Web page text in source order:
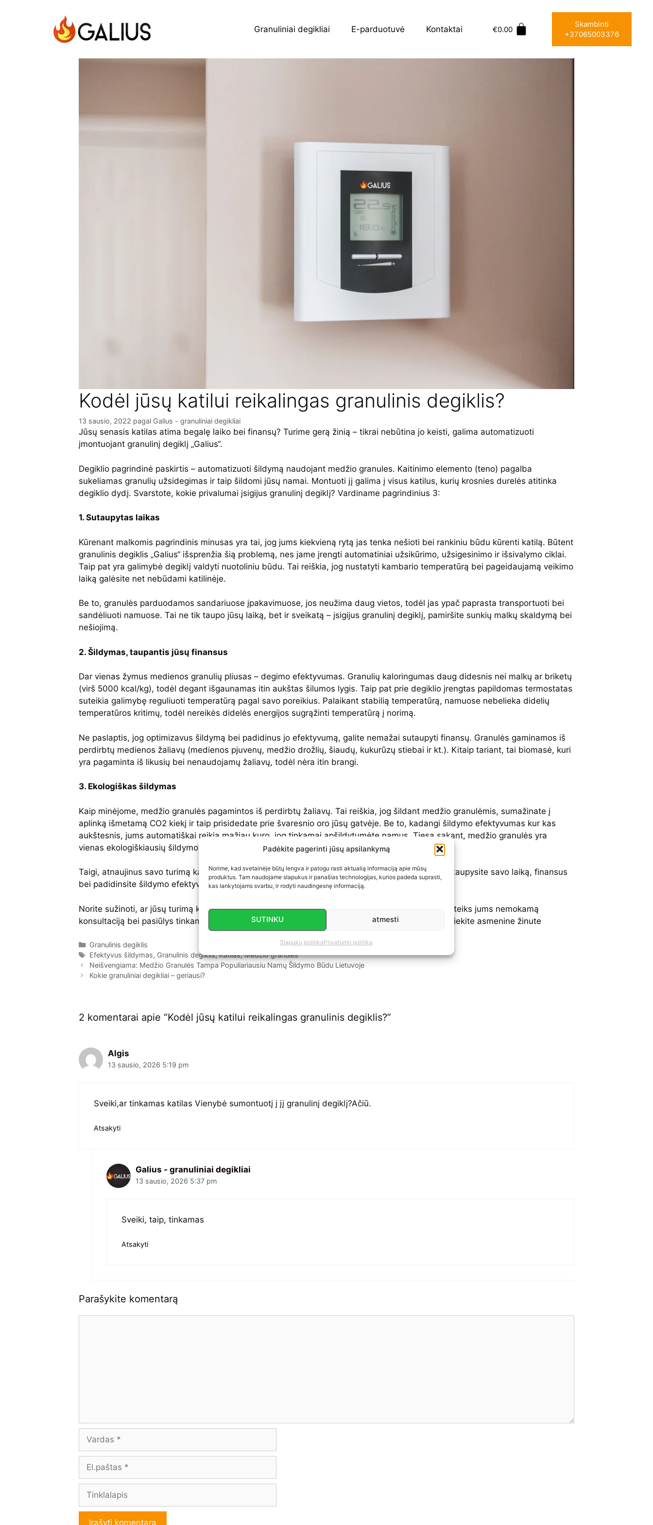
Padėkite pagerinti jūsų apsilankymą
Norime, kad svetainėje būtų lengva ir patogu rasti aktualią informaciją apie mūsų
produktus. Tam naudojame slapukus ir panašias technologijas, kurios padeda suprasti,
kas lankytojams svarbu, ir rodyti naudingesnę informaciją.
SUTINKU atmesti
Slapukų politikaPrivatumo politika
Granuliniai degikliai E-parduotuvė Kontaktai €0.00
Skambinti
+37065003376
Kodėl jūsų katilui reikalingas granulinis degiklis?
13 sausio, 2022 pagal Galius - granuliniai degikliai
Jūsų senasis katilas atima begalę laiko bei finansų? Turime gerą žinią – tikrai nebūtina jo keisti, galima automatizuoti
įmontuojant granulinį degiklį „Galius“.
Degiklio pagrindinė paskirtis – automatizuoti šildymą naudojant medžio granules. Kaitinimo elemento (teno) pagalba
sukeliamas granulių užsidegimas ir taip šildomi jūsų namai. Montuoti jį galima į visus katilus, kurių krosnies durelės atitinka
degiklio dydį. Svarstote, kokie privalumai įsigijus granulinį degiklį? Vardiname pagrindinius 3:
1. Sutaupytas laikas
Kūrenant malkomis pagrindinis minusas yra tai, jog jums kiekvieną rytą jas tenka nešioti bei rankiniu būdu kūrenti katilą. Būtent
granulinis degiklis „Galius“ išsprenžia šią problemą, nes jame įrengti automatiniai užsikūrimo, užsigesinimo ir išsivalymo ciklai.
Taip pat yra galimybė degiklį valdyti nuotoliniu būdu. Tai reiškia, jog nustatyti kambario temperatūrą bei pageidaujamą veikimo
laiką galėsite net nebūdami katilinėje.
Be to, granulės parduodamos sandariuose įpakavimuose, jos neužima daug vietos, todėl jas ypač paprasta transportuoti bei
sandėliuoti namuose. Tai ne tik taupo jūsų laiką, bet ir sveikatą – įsigijus granulinį degiklį, pamiršite sunkių malkų skaldymą bei
nešiojimą.
2. Šildymas, taupantis jūsų finansus
Dar vienas žymus medienos granulių pliusas – degimo efektyvumas. Granulių kaloringumas daug didesnis nei malkų ar briketų
(virš 5000 kcal/kg), todėl degant išgaunamas itin aukštas šilumos lygis. Taip pat prie degiklio įrengtas papildomas termostatas
suteikia galimybę reguliuoti temperatūrą pagal savo poreikius. Palaikant stabilią temperatūrą, namuose nebelieka didelių
temperatūros kritimų, todėl nereikės didelės energijos sugrąžinti temperatūrą į norimą.
Ne paslaptis, jog optimizavus šildymą bei padidinus jo efektyvumą, galite nemažai sutaupyti finansų. Granulės gaminamos iš
perdirbtų medienos žaliavų (medienos pjuvenų, medžio drožlių, šiaudų, kukurūzų stiebai ir kt.). Kitaip tariant, tai biomasė, kuri
yra pagaminta iš likusių bei nenaudojamų žaliavų, todėl nėra itin brangi.
3. Ekologiškas šildymas
Kaip minėjome, medžio granulės pagamintos iš perdirbtų žaliavų. Tai reiškia, jog šildant medžio granulėmis, sumažinate į
aplinką išmetamą CO2 kiekį ir taip prisidedate prie švaresnio oro jūsų gatvėje. Be to, kadangi šildymo efektyvumas kur kas
aukštesnis, jums automatiškai reikia mažiau kuro, jog tinkamai apšildytumėte namus. Tiesą sakant, medžio granulės yra
vienas ekologiškiausių šildymo būdų.
Taigi, atnaujinus savo turimą katilą bei įrengus granulinį degiklį, tikrai nepasigailėsite. Jūs ne tik taupysite savo laiką, finansus
bei padidinsite šildymo efektyvumą, bet ir prisidėsite prie švarios aplinkos skatinimo.
Norite sužinoti, ar jūsų turimą katilą galima automatizuoti bei įrengti granulinį degiklį? „Galius“ suteiks jums nemokamą
konsultaciją bei pasiūlys tinkamiausią variantą. Skambinkite telefonu +37065003378 arba susisiekite asmenine žinute
Granulinis degiklis
Efektyvus šildymas, Granulinis degiklis,Katilas,Medžio granulės
Neišvengiama: Medžio Granulės Tampa Populiariausiu Namų Šildymo Būdu Lietuvoje
Kokie granuliniai degikliai – geriausi?
2 komentarai apie “Kodėl jūsų katilui reikalingas granulinis degiklis?”
Algis
13 sausio, 2026 5:19 pm
Sveiki,ar tinkamas katilas Vienybė sumontuotį į jį granulinį degiklį?Ačiū.
Atsakyti
Galius - granuliniai degikliai
13 sausio, 2026 5:37 pm
Sveiki, taip, tinkamas
Atsakyti
Parašykite komentarą